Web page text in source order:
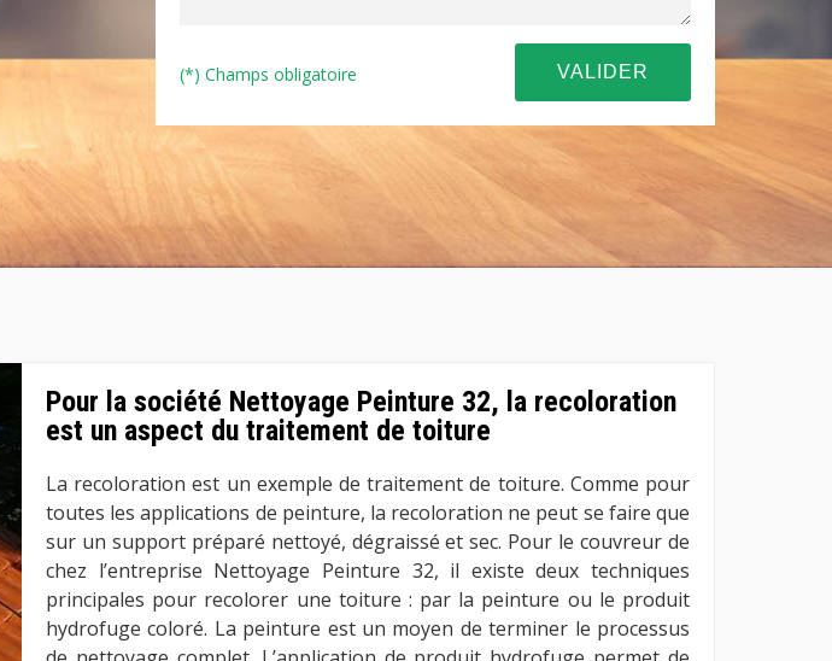
(*) Champs obligatoire
Pour la société Nettoyage Peinture 32, la recoloration
est un aspect du traitement de toiture
La recoloration est un exemple de traitement de toiture. Comme pour
toutes les applications de peinture, la recoloration ne peut se faire que
sur un support préparé nettoyé, dégraissé et sec. Pour le couvreur de
chez l’entreprise Nettoyage Peinture 32, il existe deux techniques
principales pour recolorer une toiture : par la peinture ou le produit
hydrofuge coloré. La peinture est un moyen de terminer le processus